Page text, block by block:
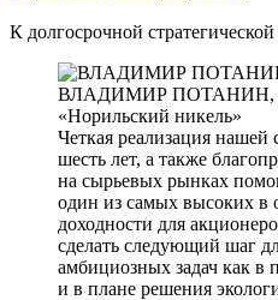
К долгосрочной
ВЛАДИМИР ПОТАНИН,
«Норильский никель»
Четкая реализация нашей
шесть лет, а также
на сырьевых рынках
один из самых высоких в
доходности для
сделать следующий шаг
амбициозных задач как в
и в плане решения